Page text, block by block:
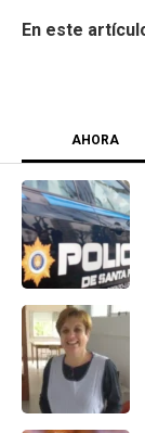
AHORA